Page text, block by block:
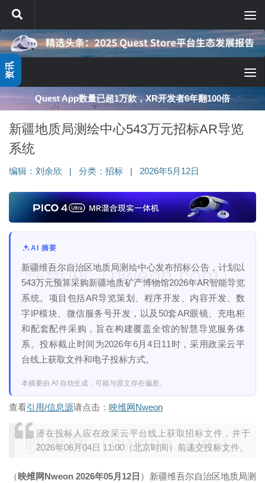
跳至内容
Quest App数量已超1万款，XR开发者6年翻100倍
新疆地质局测绘中心543万元招标AR导览
系统
编辑： 刘余欣 分类： 招标 2026年5月12日
AI 摘要
新疆维吾尔自治区地质局测绘中心发布招标公告，计划以
543万元预算采购新疆地质矿产博物馆2026年AR智能导览
系统。项目包括AR导览策划、程序开发、内容开发、数
字IP模块、微信服务号开发，以及50套AR眼镜、充电柜
和配套配件采购，旨在构建覆盖全馆的智慧导览服务体
系。投标截止时间为2026年6月4日11时，采用政采云平
台线上获取文件和电子投标方式。
本摘要由 AI 自动生成，可能与原文存在偏差。
查看引用/信息源请点击： 映维网Nweon
潜在投标人应在政采云平台线上获取招标文件，并于
2026年06月04日 11:00（北京时间）前递交投标文件。
（映维网Nweon 2026年05月12日 ）新疆维吾尔自治区地质局测
映维网（nweon.com）
映维网（nweon.com）
资讯